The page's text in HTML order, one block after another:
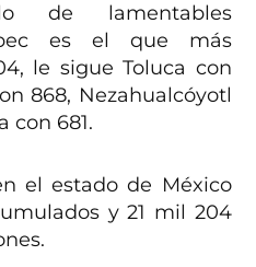
de lamentables
es el que más
le sigue Toluca con
868, Nezahualcóyotl
con 681.
el estado de México
y 21 mil 204